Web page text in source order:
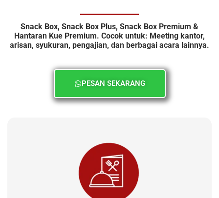
Snack Box, Snack Box Plus, Snack Box Premium &
Hantaran Kue Premium. Cocok untuk: Meeting kantor,
arisan, syukuran, pengajian, dan berbagai acara lainnya.
PESAN SEKARANG